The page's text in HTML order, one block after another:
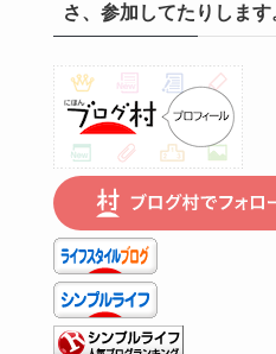
り
は
こ
ち
ら
で
さ、参加してたりします